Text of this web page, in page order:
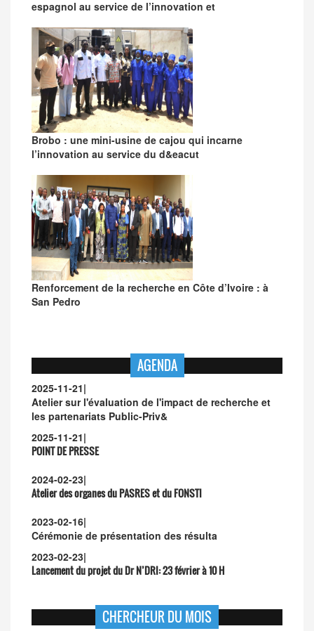
espagnol au service de l’innovation et
Brobo : une mini-usine de cajou qui incarne
l’innovation au service du d&eacut
Renforcement de la recherche en Côte d’Ivoire : à
San Pedro
AGENDA
2025-11-21|
Atelier sur l'évaluation de l'impact de recherche et
les partenariats Public-Priv&
2025-11-21|
POINT DE PRESSE
2024-02-23|
Atelier des organes du PASRES et du FONSTI
2023-02-16|
Cérémonie de présentation des résulta
2023-02-23|
Lancement du projet du Dr N’DRI:23 février à 10 H
CHERCHEUR DU MOIS